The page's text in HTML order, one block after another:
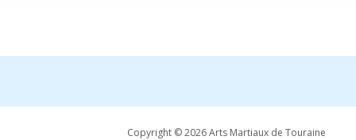
Copyright © 2026 Arts Martiaux de Touraine